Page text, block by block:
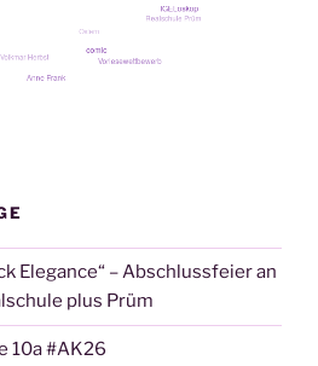
Elegance“ – Abschlussfeier an
plus Prüm
10a #AK26